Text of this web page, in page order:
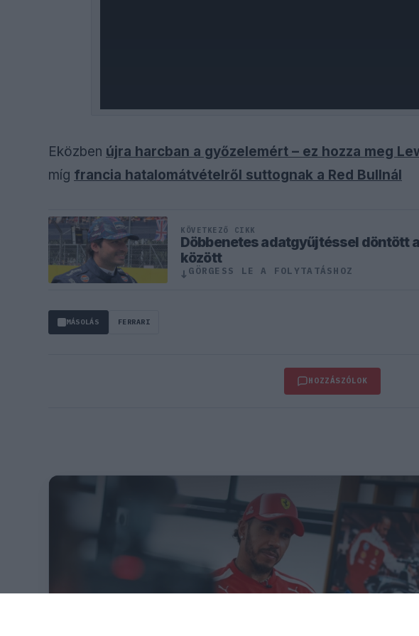
Eközben újra harcban a győzelemért – ez hozza meg
míg francia hatalomátvételről suttognak a Red Bullnál
KÖVETKEZŐ CIKK
Döbbenetes adatgyűjtéssel döntött
között
↓ GÖRGESS LE A FOLYTATÁSHOZ
MÁSOLÁS FERRARI
HOZZÁSZÓLOK